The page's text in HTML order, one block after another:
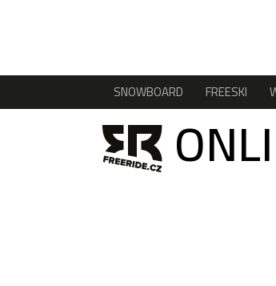
SNOWBOARD FREESKI